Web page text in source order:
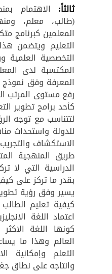
ثالثاً: الاهتمام
(طالب، معلم،
المعلمين كبرنامج
التعليم ويتضمن
التخصصية العلمية
المكتسبة لدى
المعرفة وفق
رفع مستوى المرتب
كأحد برامج تطوير
لتتناسب مع توجه
للدولة واستحداث
الاستكشاف
طريق المنهجية
الدراسية التي لا
بقدر ما تركز على
يسير وفق رؤية
كيفية تعليم
اعتماد اللغة
كونها اللغة
العالم وهذا ما
التعلم وإمكانية
وانتاجه على نطاق